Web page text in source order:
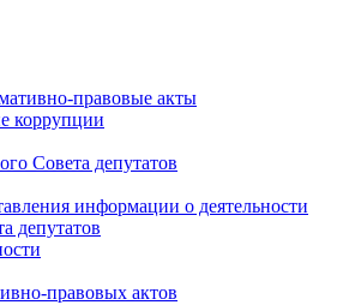
правовые акты
коррупции
Совета депутатов
информации о деятельности
депутатов
правовых актов